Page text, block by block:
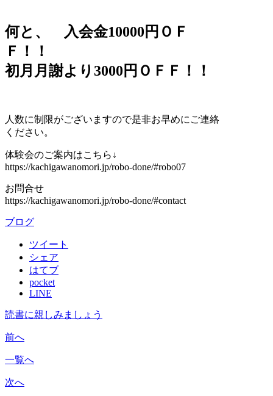
何と、 入会金10000円ＯＦ
Ｆ！！
初月月謝より3000円ＯＦＦ！！
人数に制限がございますので是非お早めにご連絡
ください。
体験会のご案内はこちら↓
https://kachigawanomori.jp/robo-done/#robo07
お問合せ
https://kachigawanomori.jp/robo-done/#contact
ブログ
ツイート
シェア
はてブ
pocket
LINE
読書に親しみましょう
前へ
一覧へ
次へ